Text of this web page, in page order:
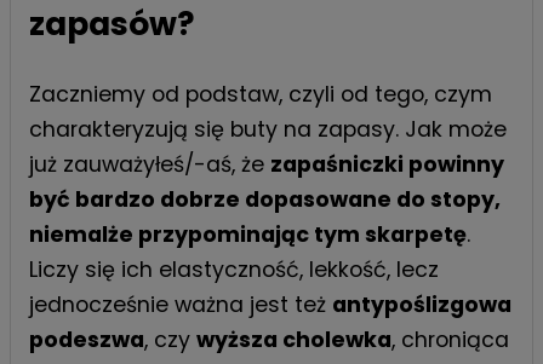
zapasów?
Zaczniemy od podstaw, czyli od tego, czym
charakteryzują się buty na zapasy. Jak może
już zauważyłeś/-aś, że zapaśniczki powinny
być bardzo dobrze dopasowane do stopy,
niemalże przypominając tym skarpetę.
Liczy się ich elastyczność, lekkość, lecz
jednocześnie ważna jest też antypoślizgowa
podeszwa, czy wyższa cholewka, chroniąca